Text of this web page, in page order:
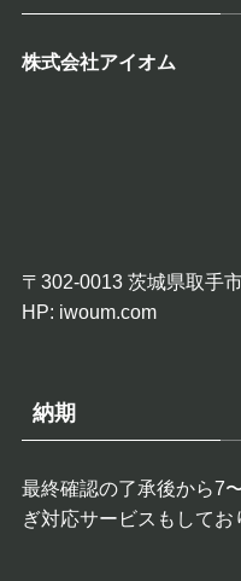
株式会社アイオム
〒302-0013 茨城県取手
HP: iwoum.com
納期
最終確認の了承後から7
ぎ対応サービスもしてお